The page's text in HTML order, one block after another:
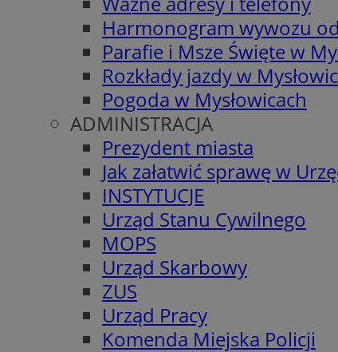
Harmonogram wywozu
Parafie i Msze Święte w
Rozkłady jazdy w
Pogoda w Mysłowicach
ADMINISTRACJA
Prezydent miasta
Jak załatwić sprawę w
INSTYTUCJE
Urząd Stanu Cywilnego
MOPS
Urząd Skarbowy
ZUS
Urząd Pracy
Komenda Miejska Policji